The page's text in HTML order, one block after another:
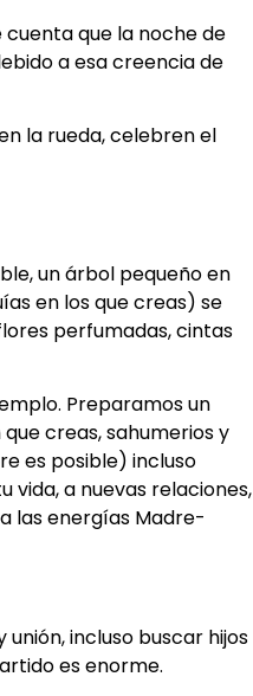
que la noche de
a esa creencia de
la rueda, celebren el
un árbol pequeño en
en los que creas) se
perfumadas, cintas
Preparamos un
creas, sahumerios y
es posible) incluso
vida, a nuevas relaciones,
las energías Madre-
incluso buscar hijos
es enorme.